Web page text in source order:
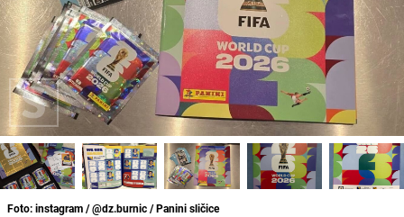
Foto: instagram / @dz.burnic / Panini sličice